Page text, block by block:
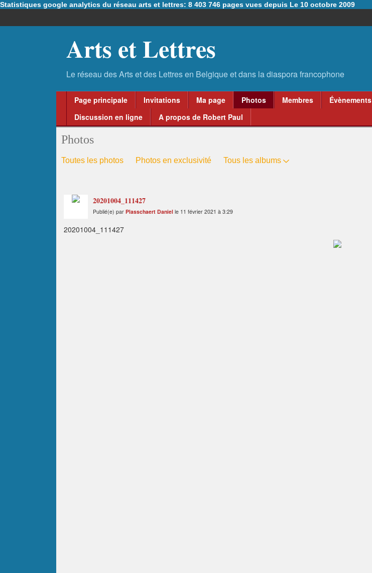
Statistiques google analytics du réseau arts et lettres: 8 403 746 pages vues depuis Le 10 octobre 2009
Arts et Lettres
Page principale Invitations Ma page Photos Membres Évènements
Discussion en ligne
A propos de Robert Paul
Photos
Toutes les photos Photos en exclusivité Tous les albums
20201004_111427
Publié(e) par Plasschaert Daniel le 11 février 2021 à 3:29
20201004_111427